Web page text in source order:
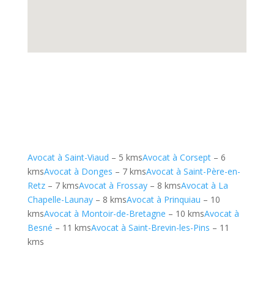
Avocat à Saint-Viaud – 5 kmsAvocat à Corsept– 6
kmsAvocat à Donges – 7 kmsAvocat à Saint-Père-en-
Retz– 7 kmsAvocat à Frossay– 8 kmsAvocat à La
Chapelle-Launay– 8 kmsAvocat à Prinquiau – 10
kmsAvocat à Montoir-de-Bretagne – 10 kmsAvocat à
Besné – 11 kmsAvocat à Saint-Brevin-les-Pins – 11
kms